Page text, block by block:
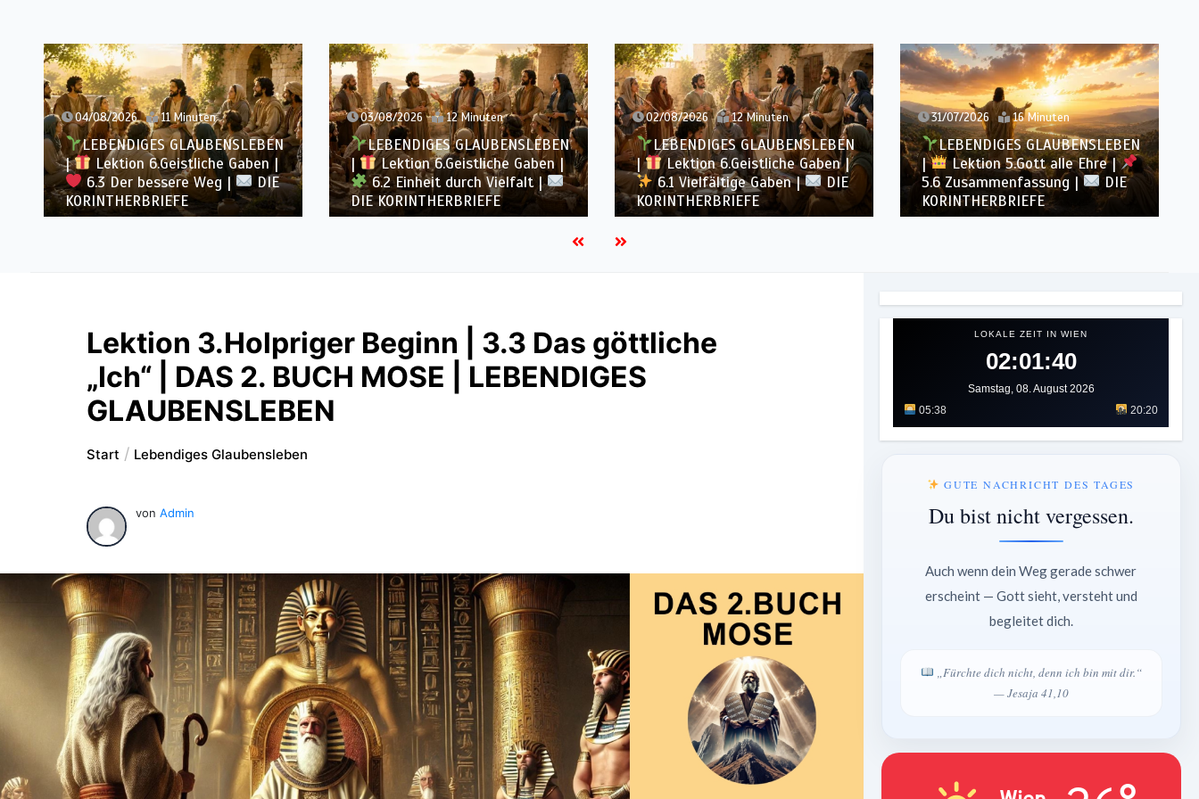
04/08/2026 11 Minuten
LEBENDIGES GLAUBENSLEBEN
|
Lektion 6.Geistliche Gaben |
6.3 Der bessere Weg |
DIE
KORINTHERBRIEFE
03/08/2026 12 Minuten
LEBENDIGES GLAUBENSLEBEN
|
Lektion 6.Geistliche Gaben |
6.2 Einheit durch Vielfalt |
DIE KORINTHERBRIEFE
02/08/2026 12 Minuten
LEBENDIGES GLAUBENSLEBEN
|
Lektion 6.Geistliche Gaben |
6.1 Vielfältige Gaben |
DIE
KORINTHERBRIEFE
31/07/2026 16 Minuten
LEBENDIGES GLAUBENSLEBEN
|
Lektion 5.Gott alle Ehre |
5.6 Zusammenfassung |
DIE
KORINTHERBRIEFE
Lektion 3.Holpriger Beginn | 3.3 Das göttliche
„Ich“ | DAS 2. BUCH MOSE | LEBENDIGES
GLAUBENSLEBEN
Start Lebendiges Glaubensleben
von Admin
LOKALE ZEIT IN WIEN
02:01:42
Samstag, 08. August 2026
05:38
20:20
GUTE NACHRICHT DES TAGES
Du bist nicht vergessen.
Auch wenn dein Weg gerade schwer
erscheint — Gott sieht, versteht und
begleitet dich.
„Fürchte dich nicht, denn ich bin mit dir.“
— Jesaja 41,10